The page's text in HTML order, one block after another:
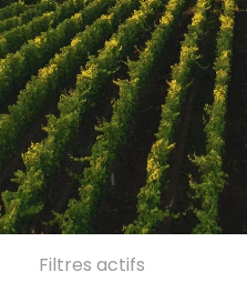
Filtres actifs